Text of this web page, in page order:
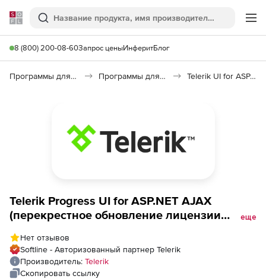
Softline
Поиск
8 (800) 200-08-60Запрос ценыИнферитБлог
Программы для программирования Программы для разработки ПО Telerik UI for ASP.NET AJAX
Telerik Progress UI for ASP.NET AJAX
(перекрестное обновление лицензии
Support to Progress DevCraft Complete +
PHP &amp; JSP 60 day upgrade
еще
Нет отзывов
Softline - Авторизованный партнер Telerik
Производитель: Telerik
Скопировать ссылку